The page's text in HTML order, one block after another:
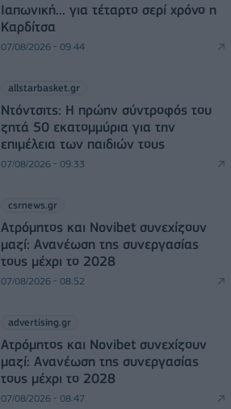
Ιαπωνική... για τέταρτο σερί χρόνο η
Καρδίτσα
07/08/2026 - 09:44
allstarbasket.gr
Ντόντσιτς: Η πρώην σύντροφός του
ζητά 50 εκατομμύρια για την
επιμέλεια των παιδιών τους
07/08/2026 - 09:33
csrnews.gr
Ατρόμητος και Novibet συνεχίζουν
μαζί: Ανανέωση της συνεργασίας
τους μέχρι το 2028
07/08/2026 - 08:52
advertising.gr
Ατρόμητος και Novibet συνεχίζουν
μαζί: Ανανέωση της συνεργασίας
τους μέχρι το 2028
07/08/2026 - 08:47